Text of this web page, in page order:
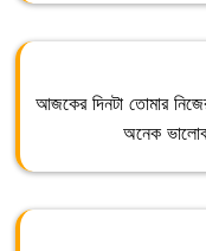
আজকের দিনটা তোমার
অনেক